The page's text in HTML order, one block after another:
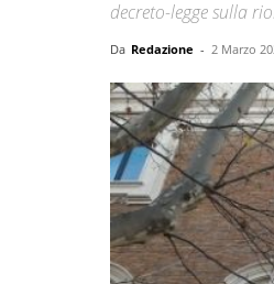
decreto-legge sulla
Da Redazione - 2 Marzo